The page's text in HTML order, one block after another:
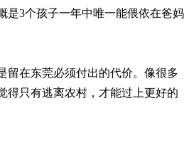
是3个孩子一年中唯一能偎依在爸妈
留在东莞必须付出的代价。像很多
得只有逃离农村，才能过上更好的